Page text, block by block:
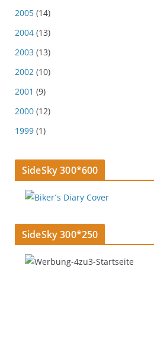
2005 (14)
2004 (13)
2003 (13)
2002 (10)
2001 (9)
2000 (12)
1999 (1)
SideSky 300*600
SideSky 300*250